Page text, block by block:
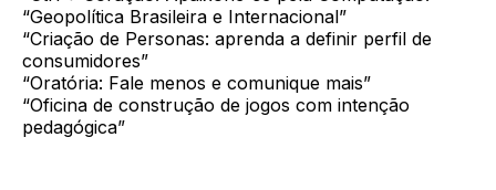
“Geopolítica Brasileira e Internacional”
“Criação de Personas: aprenda a definir perfil de
consumidores”
“Oratória: Fale menos e comunique mais”
“Oficina de construção de jogos com intenção
pedagógica”